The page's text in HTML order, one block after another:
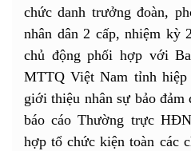
chức danh trưởng đoàn,
nhân dân 2 cấp, nhiệm kỳ
chủ động phối hợp với
MTTQ Việt Nam tỉnh
giới thiệu nhân sự bảo
báo cáo Thường trực
hợp tổ chức kiện toàn các